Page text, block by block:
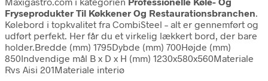
Fryseprodukter Til Køkkener Og Restaurationsbranchen.
Kølebord i topkvalitet fra CombiSteel – alt er gennemført og
udført perfekt. Her får du et virkelig lækkert bord, der bare
holder.Bredde (mm) 1795Dybde (mm) 700Højde (mm)
850Indvendige mål B x D x H (mm) 1230x580x560Materiale
Rvs Aisi 201Materiale interiø